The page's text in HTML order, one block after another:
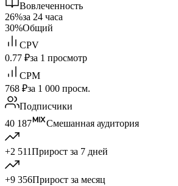
Вовлеченность
26%за 24 часа
30%Общий
CPV
0.77 ₽за 1 просмотр
CPM
768 ₽за 1 000 просм.
Подписчики
40 187
Смешанная аудитория
+2 511Прирост за 7 дней
+9 356Прирост за месяц